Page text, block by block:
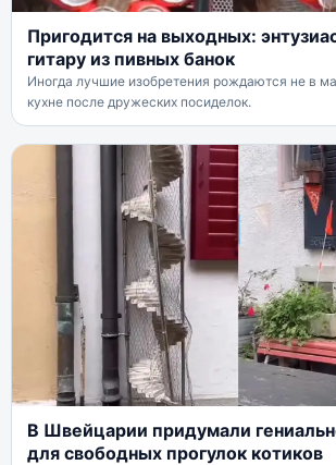
Пригодится на выходных:
гитару из пивных банок
Иногда лучшие изобретения рождаются не в
кухне после дружеских посиделок.
В Швейцарии придумали
для свободных прогулок котиков